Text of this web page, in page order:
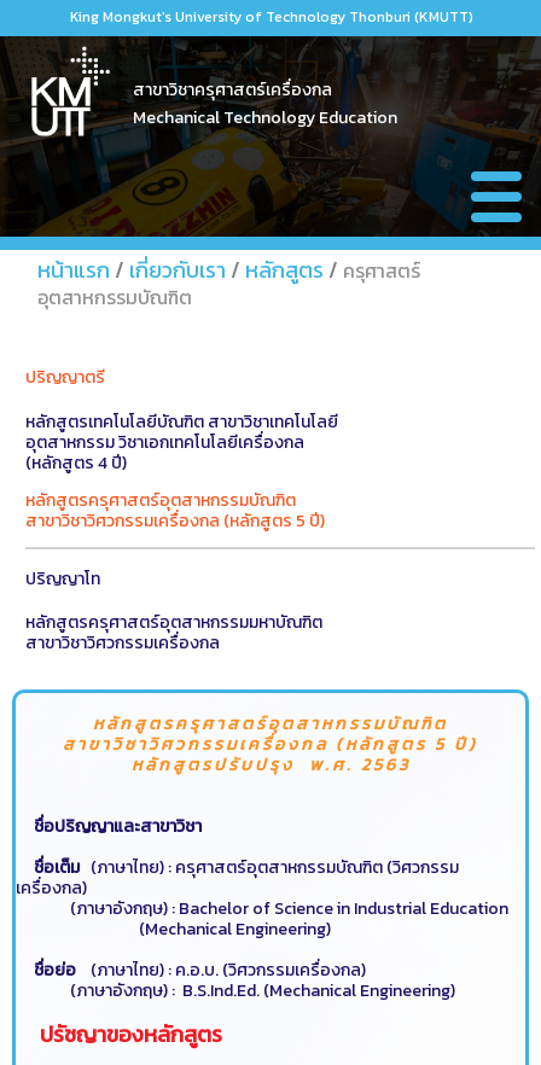
King Mongkut's University of Technology Thonburi (KMUTT)
สาขาวิชาครุศาสตร์เครื่องกล
Mechanical Technology Education
หน้าแรก
- ประกันคุณภาพทางการศึกษา
- เอกสารรายวิชา
- กิจกรรมนักศึกษา
- ข่าวประกาศ
ติดต่อเรา
หน้าแรก / เกี่ยวกับเรา / หลักสูตร / ครุศาสตร์
อุตสาหกรรมบัณฑิต
ปริญญาตรี
หลักสูตรเทคโนโลยีบัณฑิต สาขาวิชาเทคโนโลยี
อุตสาหกรรม วิชาเอกเทคโนโลยีเครื่องกล
(หลักสูตร 4 ปี)
หลักสูตรครุศาสตร์อุตสาหกรรมบัณฑิต
สาขาวิชาวิศวกรรมเครื่องกล (หลักสูตร 5 ปี)
ปริญญาโท
หลักสูตรครุศาสตร์อุตสาหกรรมมหาบัณฑิต
สาขาวิชาวิศวกรรมเครื่องกล
หลักสูตรครุศาสตร์อุตสาหกรรมบัณฑิต
สาขาวิชาวิศวกรรมเครื่องกล (หลักสูตร 5 ปี)
หลักสูตรปรับปรุง พ.ศ. 2563
ชื่อปริญญาและสาขาวิชา
ชื่อเต็ม (ภาษาไทย) : ครุศาสตร์อุตสาหกรรมบัณฑิต (วิศวกรรม
เครื่องกล)
(ภาษาอังกฤษ) : Bachelor of Science in Industrial Education
(Mechanical Engineering)
ชื่อย่อ (ภาษาไทย) : ค.อ.บ. (วิศวกรรมเครื่องกล)
(ภาษาอังกฤษ) : B.S.Ind.Ed. (Mechanical Engineering)
ปรัชญาของหลักสูตร